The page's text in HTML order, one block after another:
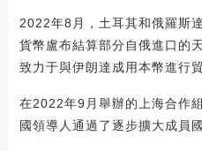
2022年8月，土耳其和俄羅斯
貨幣盧布結算部分自俄進口的
致力于與伊朗達成用本幣進行
在2022年9月舉辦的上海合作
國領導人通過了逐步擴大成員